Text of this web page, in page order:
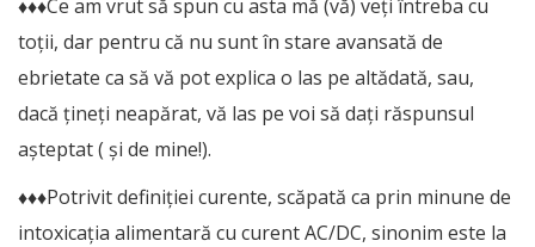
♦♦♦Ce am vrut să spun cu asta mă (vă) veți întreba cu
toții, dar pentru că nu sunt în stare avansată de
ebrietate ca să vă pot explica o las pe altădată, sau,
dacă țineți neapărat, vă las pe voi să dați răspunsul
așteptat ( și de mine!).
♦♦♦Potrivit definiției curente, scăpată ca prin minune de
intoxicația alimentară cu curent AC/DC, sinonim este la